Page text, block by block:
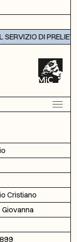
SERVIZIO DI
Cristiano